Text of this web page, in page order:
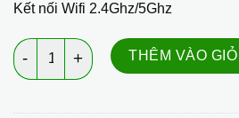
Kết nối Wifi 2.4Ghz/5Ghz
FPT Play Box – Box Truyền Hình
THÊM VÀO